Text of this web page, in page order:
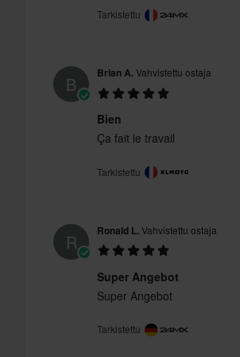
Tarkistettu
B Brian A.Vahvistettu ostaja
Bien
Ça fait le travail
Tarkistettu
R Ronald L.Vahvistettu ostaja
Super Angebot
Super Angebot
Tarkistettu